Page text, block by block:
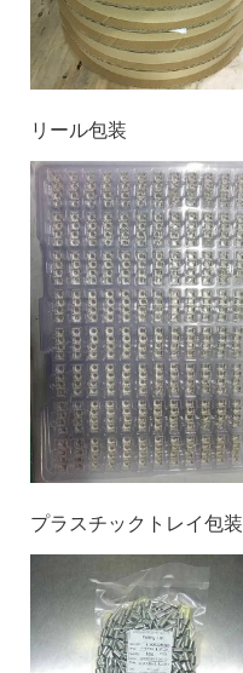
リール包装
プラスチックトレイ包装